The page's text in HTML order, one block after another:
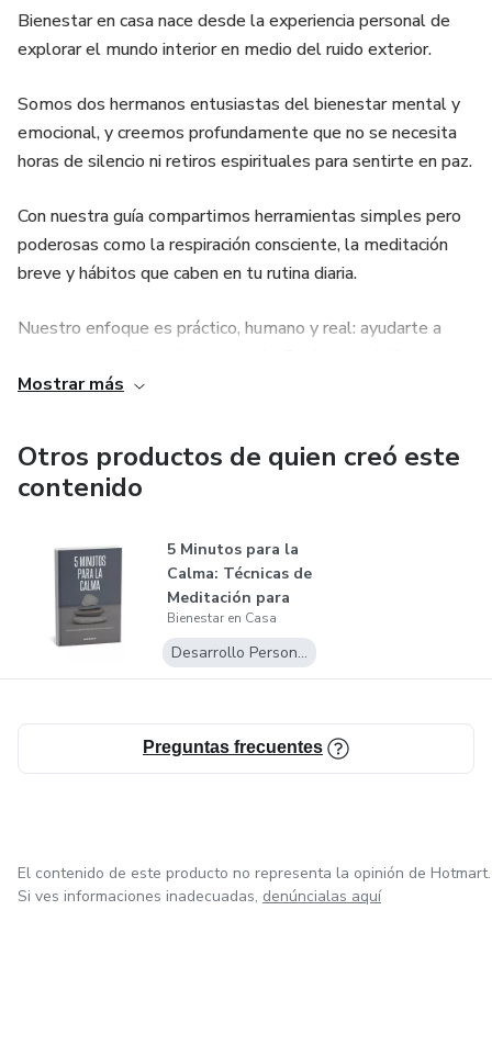
Bienestar en casa nace desde la experiencia personal de
explorar el mundo interior en medio del ruido exterior.
Somos dos hermanos entusiastas del bienestar mental y
emocional, y creemos profundamente que no se necesita
horas de silencio ni retiros espirituales para sentirte en paz.
Con nuestra guía compartimos herramientas simples pero
poderosas como la respiración consciente, la meditación
breve y hábitos que caben en tu rutina diaria.
Nuestro enfoque es práctico, humano y real: ayudarte a
Mostrar más
Otros productos de quien creó este
contenido
5 Minutos para la
Calma: Técnicas de
Meditación para
Reducir...
Bienestar en Casa
Desarrollo Personal
Preguntas frecuentes
El contenido de este producto no representa la opinión de Hotmart.
Si ves informaciones inadecuadas, denúncialas aquí